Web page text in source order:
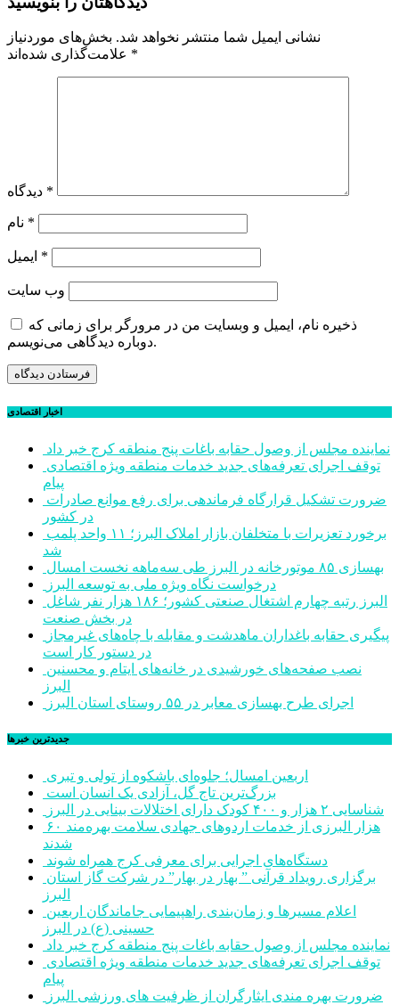
نشانی ایمیل شما منتشر نخواهد شد. بخش‌های موردنیاز
*
*
*
*
وب‌ سایت
ذخیره نام، ایمیل و وبسایت من در مرورگر برای زمانی که
دوباره دیدگاهی می‌نویسم.
اخبار اقتصادی
نماینده مجلس از وصول حقابه باغات پنج منطقه کرج خبر داد
پیام
در کشور
شد
بهسازی ۸۵ موتورخانه در البرز طی سه‌ماهه نخست امسال
درخواست نگاه ویژه ملی به توسعه البرز
در بخش صنعت
در دستور کار است
البرز
اجرای طرح بهسازی معابر در ۵۵ روستای استان البرز
جديدترين خبرها
اربعین امسال؛ جلوه‌ای باشکوه از تولی و تبری
بزرگ‌ترین تاج گل، آزادی یک انسان است
شناسایی ۲ هزار و ۴۰۰ کودک دارای اختلالات بینایی در البرز
۶۰ هزار البرزی از خدمات اردوهای جهادی سلامت بهره‌مند
شدند
دستگاه‌های اجرایی برای معرفی کرج همراه شوند
البرز
حسینی (ع) در البرز
نماینده مجلس از وصول حقابه باغات پنج منطقه کرج خبر داد
پیام
ضرورت بهره مندی ایثارگران از ظرفیت های ورزشی البرز